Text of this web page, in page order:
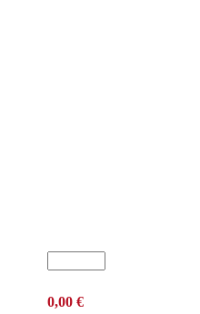
0,00 €